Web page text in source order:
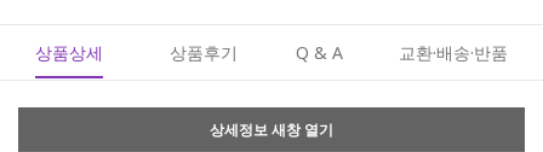
상품상세 상품후기 Q & A 교환·배송·반품
상세정보 새창 열기